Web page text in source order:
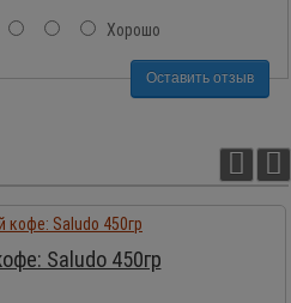
Хорошо
Оставить отзыв
Saludo 450гр